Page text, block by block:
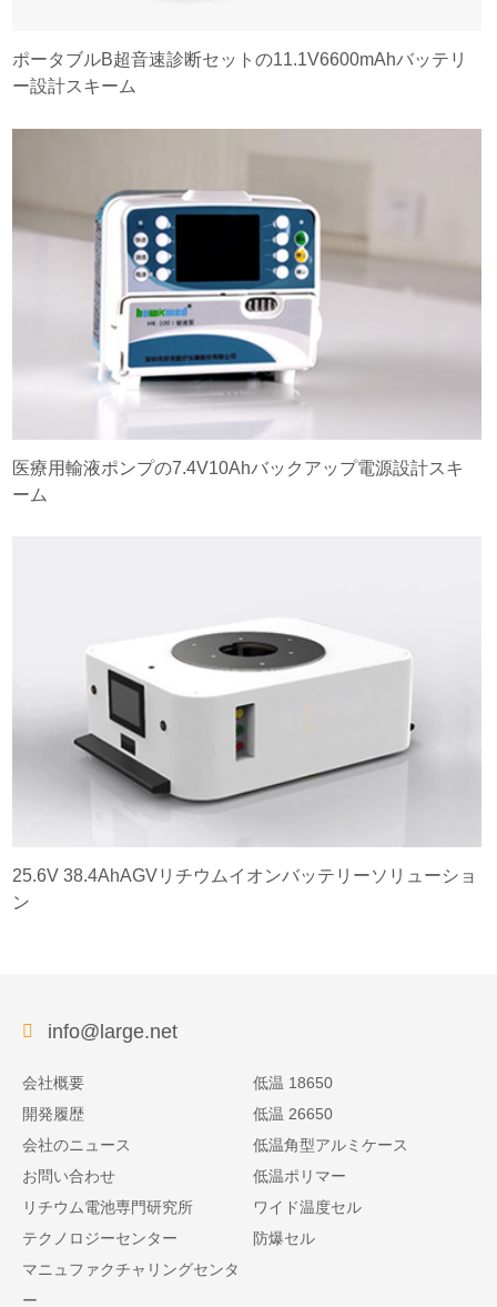
ポータブルB超音速診断セットの11.1V6600mAhバッテリ
ー設計スキーム
医療用輸液ポンプの7.4V10Ahバックアップ電源設計スキ
ーム
25.6V 38.4AhAGVリチウムイオンバッテリーソリューショ
ン
info@large.net
会社概要
開発履歴
会社のニュース
お問い合わせ
リチウム電池専門研究所
テクノロジーセンター
マニュファクチャリングセンタ
ー
低温 18650
低温 26650
低温角型アルミケース
低温ポリマー
ワイド温度セル
防爆セル